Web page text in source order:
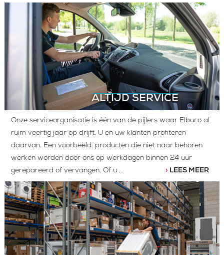
ALTIJD SERVICE
Onze serviceorganisatie is één van de pijlers waar Elbuco al
ruim veertig jaar op drijft. U en uw klanten profiteren
daarvan. Een voorbeeld: producten die niet naar behoren
werken worden door ons op werkdagen binnen 24 uur
gerepareerd of vervangen. Of u
› LEES MEER
...